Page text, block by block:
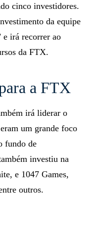
cinco investidores.
da equipe
e irá recorrer ao
da FTX.
a FTX
irá liderar o
um grande foco
fundo de
investiu na
e 1047 Games,
outros.